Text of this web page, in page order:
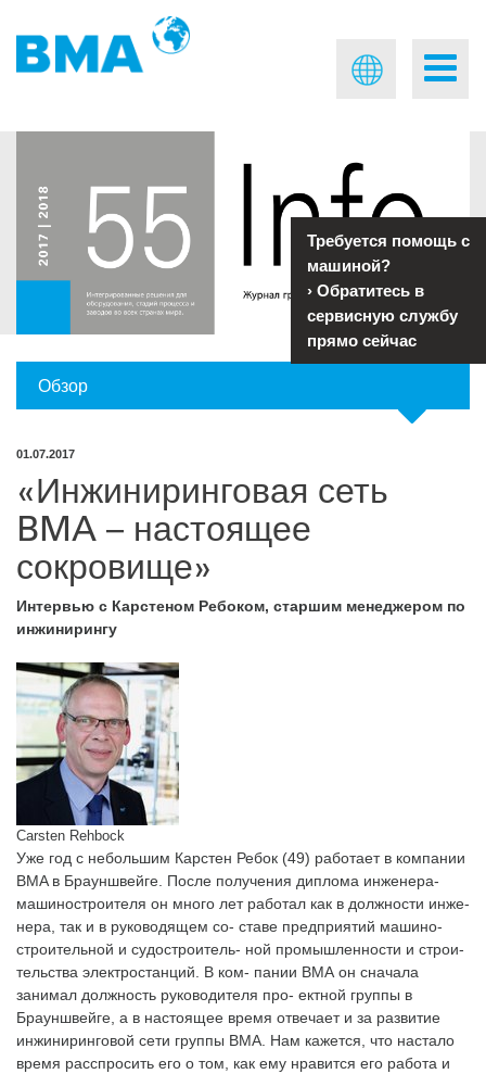
Обзор
01.07.2017
«Инжиниринговая сеть
BMA – настоящее
сокровище»
Интервью с Карстеном Ребоком, старшим менеджером по
инжинирингу
Carsten Rehbock
Уже год с небольшим Карстен Ребок (49) работает в компании
BMA в Брауншвейге. После получения диплома инженера-
машиностроителя он много лет работал как в должности инже-
нера, так и в руководящем со- ставе предприятий машино-
строительной и судостроитель- ной промышленности и строи-
тельства электростанций. В ком- пании ВМА он сначала
занимал должность руководителя про- ектной группы в
Брауншвейге, а в настоящее время отвечает и за развитие
инжиниринговой сети группы ВМА. Нам кажется, что настало
время расспросить его о том, как ему нравится его работа и
Требуется помощь с
машиной?
› Обратитесь в
сервисную службу
прямо сейчас